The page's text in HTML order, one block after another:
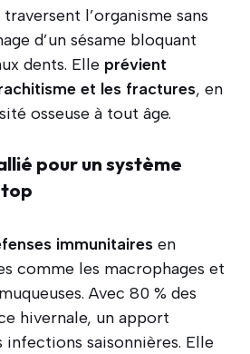
l’organisme sans
d’un sésame bloquant
dents. Elle prévient
et les fractures, en
osseuse à tout âge.
pour un système
immunitaires en
comme les macrophages et
Avec 80 % des
hivernale, un apport
saisonnières. Elle